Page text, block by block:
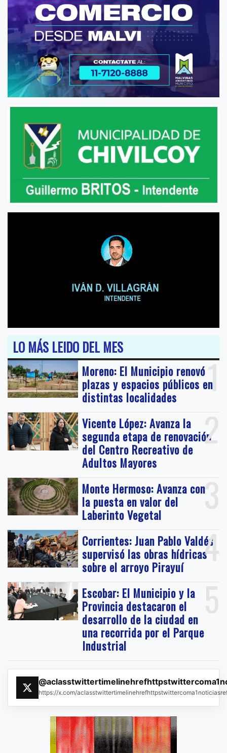
LO MÁS LEIDO DEL MES
1
Moreno: El Municipio renovó
plazas y espacios públicos en
distintas localidades
2
Vicente López: Avanza la
segunda etapa de renovación
del Centro Recreativo de
Adultos Mayores
3
Monte Hermoso: Avanza con
la puesta en valor del
Laberinto Vegetal
4
Corrientes: Juan Pablo Valdés
supervisó las obras hídricas
sobre el arroyo Pirayuí
5
Escobar: El Municipio y la
Provincia destacaron el
desarrollo de la ciudad en
una recorrida por el Parque
Industrial
https://x.com/